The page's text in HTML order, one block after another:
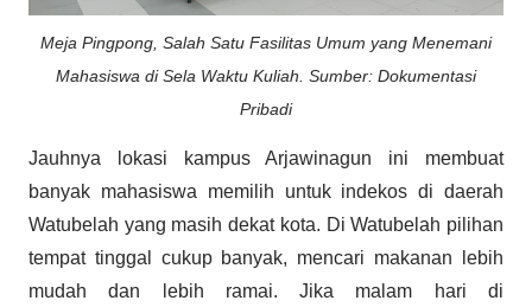
Meja Pingpong, Salah Satu Fasilitas Umum yang Menemani
Mahasiswa di Sela Waktu Kuliah. Sumber: Dokumentasi
Pribadi
Jauhnya lokasi kampus Arjawinagun ini membuat
banyak mahasiswa memilih untuk indekos di daerah
Watubelah yang masih dekat kota. Di Watubelah pilihan
tempat tinggal cukup banyak, mencari makanan lebih
mudah dan lebih ramai. Jika malam hari di